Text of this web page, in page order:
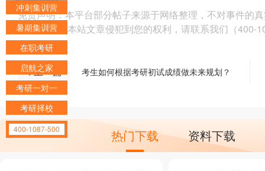
免责声明：本平台部分帖子来源于网络整理，不对事件的
为准。 如果本站文章侵犯到您的权利，请联系我们（400-
< 上一篇 考生如何根据考研初试成绩做未来规划？
热门下载 资料下载
冲刺集训营
暑期集训营
在职考研
启航之家
考研一对一
考研择校
400-1087-500